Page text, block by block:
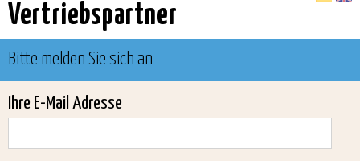
Vertriebspartner
Bitte melden Sie sich an
Ihre E-Mail Adresse